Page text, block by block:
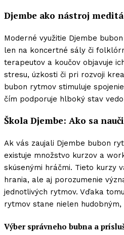
Djembe ako nástroj
Moderné využitie Djembe
len na koncertné sály či
terapeutov a koučov objavuje
stresu, úzkosti či pri rozvoji
bubon rytmov stimuluje
čím podporuje hlboký stav
Škola Djembe: Ako sa
Ak vás zaujali Djembe bubon
existuje množstvo kurzov a
skúsenými hráčmi. Tieto kurzy
hrania, ale aj porozumenie
jednotlivých rytmov. Vďaka
rytmov stane nielen
Výber správneho bubna a